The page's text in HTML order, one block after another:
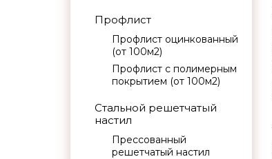
Профлист
Профлист оцинкованный
(от 100м2)
Профлист с полимерным
покрытием (от 100м2)
Стальной решетчатый
настил
Прессованный
решетчатый настил